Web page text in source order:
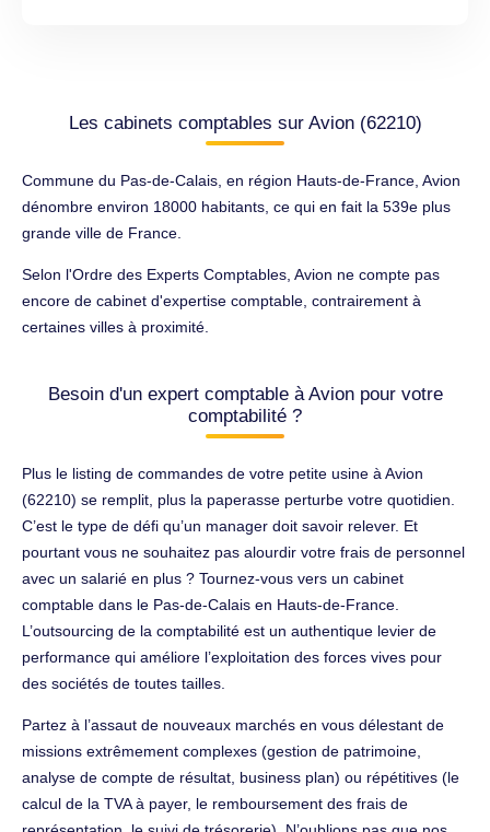
Les cabinets comptables sur Avion (62210)
Commune du Pas-de-Calais, en région Hauts-de-France, Avion
dénombre environ 18000 habitants, ce qui en fait la 539e plus
grande ville de France.
Selon l'Ordre des Experts Comptables, Avion ne compte pas
encore de cabinet d'expertise comptable, contrairement à
certaines villes à proximité.
Besoin d'un expert comptable à Avion pour votre
comptabilité ?
Plus le listing de commandes de votre petite usine à Avion
(62210) se remplit, plus la paperasse perturbe votre quotidien.
C’est le type de défi qu’un manager doit savoir relever. Et
pourtant vous ne souhaitez pas alourdir votre frais de personnel
avec un salarié en plus ? Tournez-vous vers un cabinet
comptable dans le Pas-de-Calais en Hauts-de-France.
L’outsourcing de la comptabilité est un authentique levier de
performance qui améliore l’exploitation des forces vives pour
des sociétés de toutes tailles.
Partez à l’assaut de nouveaux marchés en vous délestant de
missions extrêmement complexes (gestion de patrimoine,
analyse de compte de résultat, business plan) ou répétitives (le
calcul de la TVA à payer, le remboursement des frais de